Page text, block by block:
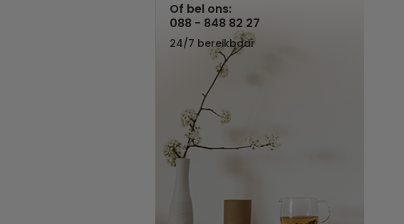
Of bel ons:
088 - 848 82 27
24/7 bereikbaar